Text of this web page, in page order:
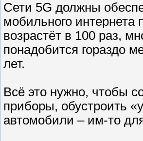
Сети 5G должны
мобильного
возрастёт в 100 раз,
понадобится гораздо
лет.
Всё это нужно, чтобы
приборы, обуст­роить
автомобили – им-то